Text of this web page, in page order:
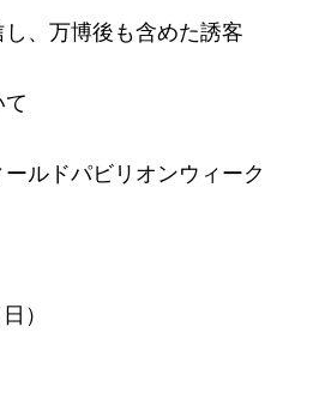
、万博後も含めた誘客
ールドパビリオンウィーク
）